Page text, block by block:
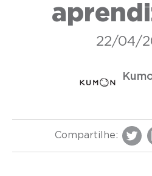
22/04/
Compartilhe: